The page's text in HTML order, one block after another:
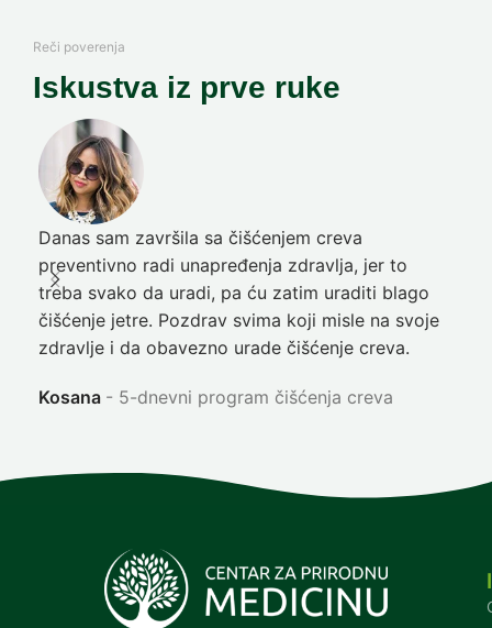
Reči poverenja
Iskustva iz prve ruke
Danas sam završila sa čišćenjem creva
preventivno radi unapređenja zdravlja, jer to
treba svako da uradi, pa ću zatim uraditi blago
čišćenje jetre. Pozdrav svima koji misle na svoje
zdravlje i da obavezno urade čišćenje creva.
Kosana 5-dnevni program čišćenja creva